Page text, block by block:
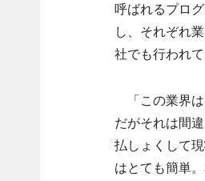
呼ばれるプロ
し、それぞれ
社でも行われて
「この業界は
だがそれは間
払しょくして
はとても簡単